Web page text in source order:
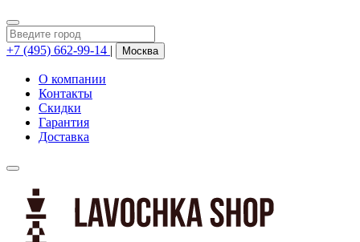
+7 (495) 662-99-14 | Москва
О компании
Контакты
Скидки
Гарантия
Доставка